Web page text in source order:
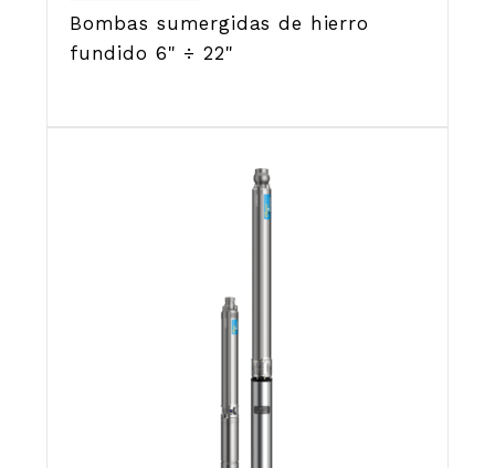
Bombas sumergidas de hierro
fundido 6" ÷ 22"